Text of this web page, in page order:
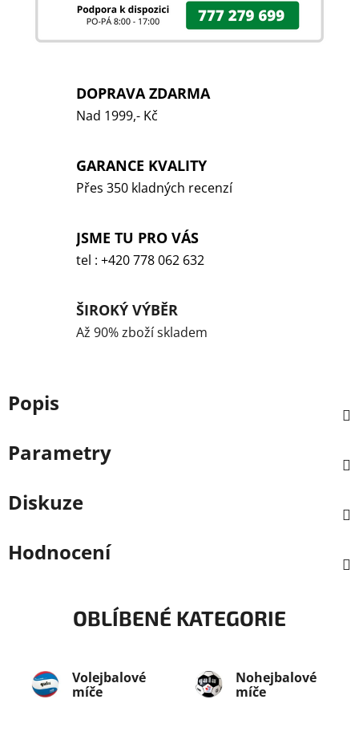
DOPRAVA ZDARMA
Nad 1999,- Kč
GARANCE KVALITY
Přes 350 kladných recenzí
JSME TU PRO VÁS
tel : +420 778 062 632
ŠIROKÝ VÝBĚR
Až 90% zboží skladem
Popis
Parametry
Diskuze
Hodnocení
OBLÍBENÉ KATEGORIE
Volejbalové
míče
Nohejbalové
míče